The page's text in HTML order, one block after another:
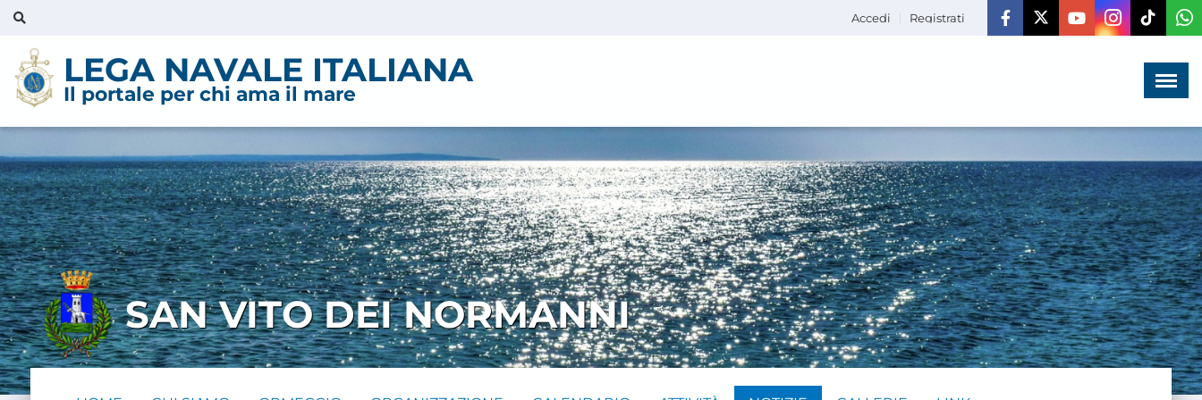
Accedi Registrati
LEGA NAVALE ITALIANA
Il portale per chi ama il mare
SAN VITO DEI NORMANNI
Menù ×
LA VITA
DELL'ASSOCIAZIONE
COMUNICAZIONE,
PROGETTI ED EDITORIA
AMMINISTRAZIONE
TRASPARENTE